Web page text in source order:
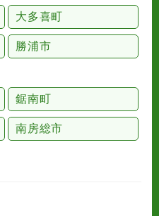
大多喜町
勝浦市
鋸南町
南房総市